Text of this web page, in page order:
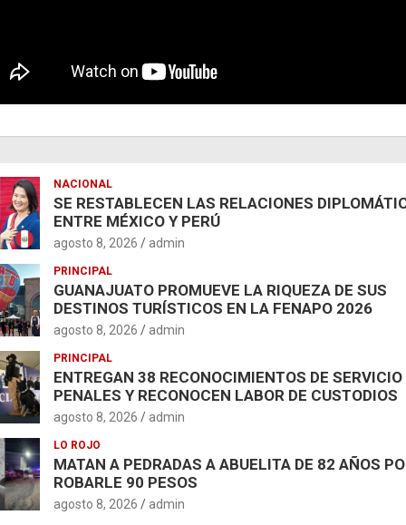
NACIONAL
SE RESTABLECEN LAS RELACIONES
ENTRE MÉXICO Y PERÚ
agosto 8, 2026 admin
PRINCIPAL
GUANAJUATO PROMUEVE LA RIQUEZA DE SUS
DESTINOS TURÍSTICOS EN LA FENAPO 2026
agosto 8, 2026 admin
PRINCIPAL
ENTREGAN 38 RECONOCIMIENTOS DE SERVICIO
PENALES Y RECONOCEN LABOR DE CUSTODIOS
agosto 8, 2026 admin
LO ROJO
MATAN A PEDRADAS A ABUELITA DE 82 AÑOS
ROBARLE 90 PESOS
agosto 8, 2026 admin